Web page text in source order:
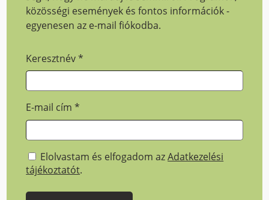
közösségi események és fontos információk -
egyenesen az e-mail fiókodba.
Keresztnév*
E-mail cím*
Elolvastam és elfogadom azAdatkezelési
tájékoztatót.